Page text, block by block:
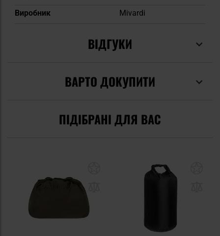
Виробник
Mivardi
ВІДГУКИ
ВАРТО ДОКУПИТИ
ПІДІБРАНІ ДЛЯ ВАС